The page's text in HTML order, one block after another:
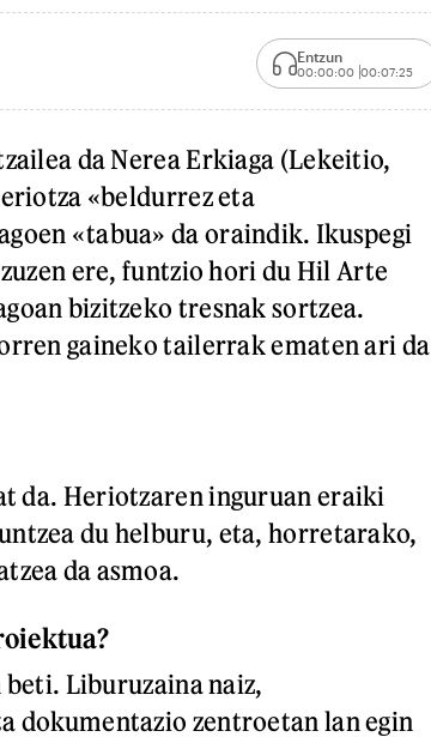
Entzun
00:00:00 00:07:25
da Nerea Erkiaga (Lekeitio,
«beldurrez eta
«tabua» da oraindik. Ikuspegi
ere, funtzio hori du Hil Arte
bizitzeko tresnak sortzea.
gaineko tailerrak ematen ari da
da. Heriotzaren inguruan eraiki
du helburu, eta, horretarako,
da asmoa.
Liburuzaina naiz,
dokumentazio zentroetan lan egin